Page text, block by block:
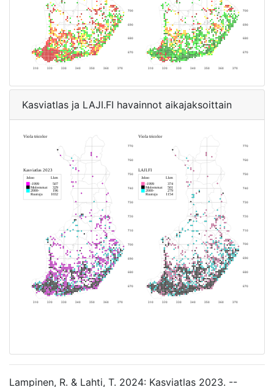
Kasviatlas ja LAJI.FI havainnot aikajaksoittain
Lampinen, R. & Lahti, T. 2024: Kasviatlas 2023. --